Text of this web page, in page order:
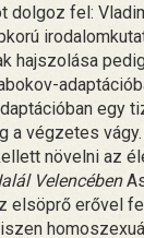
dolgoz fel:
hajszolása
egy
a végzetes
növelni az
Velencében
elsöprő erővel